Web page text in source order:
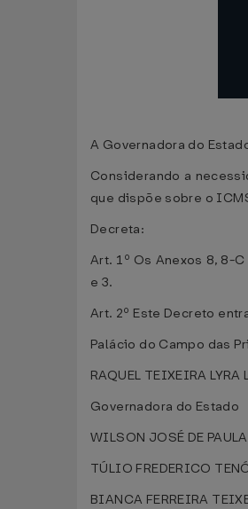
A Governadora do
Considerando a
que dispõe sobre o
Decreta:
Art. 1º Os Anexos 8, 8-
e 3.
Art. 2º Este Decreto
Palácio do Campo das
RAQUEL TEIXEIRA LYRA
Governadora do Estado
WILSON JOSÉ DE PAULA
TÚLIO FREDERICO
BIANCA FERREIRA